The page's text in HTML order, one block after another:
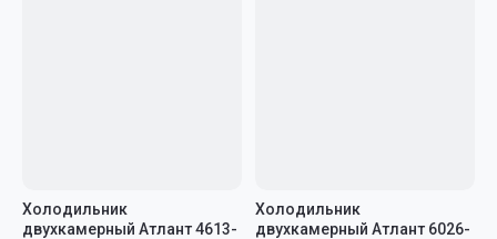
Холодильник
двухкамерный Атлант 4613-
Холодильник
двухкамерный Атлант 6026-